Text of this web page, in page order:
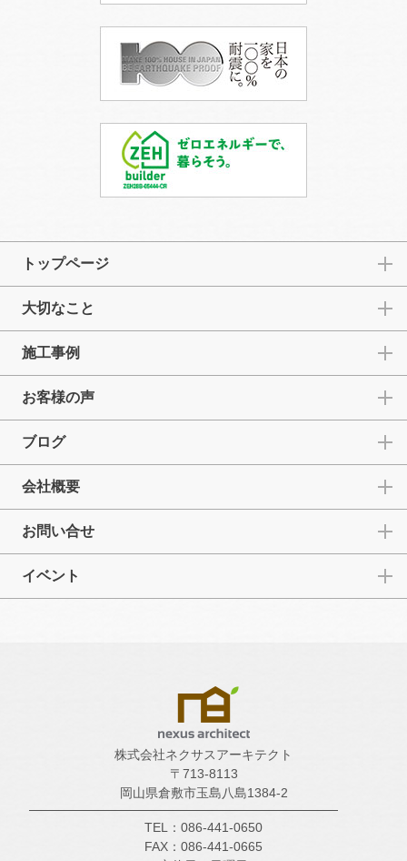
トップページ
大切なこと
施工事例
お客様の声
ブログ
会社概要
お問い合せ
イベント
株式会社ネクサスアーキテクト
〒713-8113
岡山県倉敷市玉島八島1384-2
TEL：086-441-0650
FAX：086-441-0665